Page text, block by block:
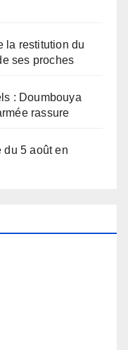
la restitution du
ses proches
: Doumbouya
rassure
du 5 août en